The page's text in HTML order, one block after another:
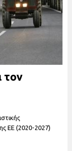
τον
ΕΕ (2020-2027)